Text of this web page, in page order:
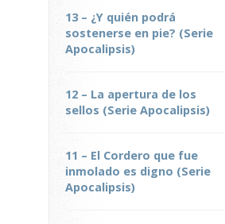
13 – ¿Y quién podrá
sostenerse en pie? (Serie
Apocalipsis)
12 – La apertura de los
sellos (Serie Apocalipsis)
11 – El Cordero que fue
inmolado es digno (Serie
Apocalipsis)